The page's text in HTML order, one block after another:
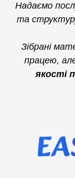
Надаємо
та
Зібрані
працею,
якості